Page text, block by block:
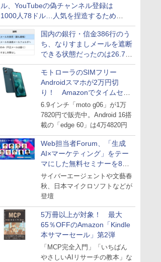
ル、YouTubeの偽チャンネル登録は
1000人78ドル…人気を捏造するための
価格リストが公開中
国内の銀行・信金386行のう
ち、なりすましメールを遮断
できる状態だったのは26.7％
にとどまる～GMOブランド
セキュリティ調査
モトローラのSIMフリー
Androidスマホが2万円切
り！ Amazonでタイムセー
ル
6.9インチ「moto g06」が1万
7820円で販売中。Android 16搭
載の「edge 60」は4万4820円
Web担当者Forum、「生成
AI×マーケティング」をテー
マにした無料セミナーを8月
27日にオンライン開催
サイバーエージェントや文藝春
秋、日本マイクロソフトなどが
登壇
5万冊以上が対象！ 最大
65％OFFのAmazon「Kindle
本サマーセール」第2弾
「MCP完全入門」「いちばん
やさしいAIリサーチの教本」な